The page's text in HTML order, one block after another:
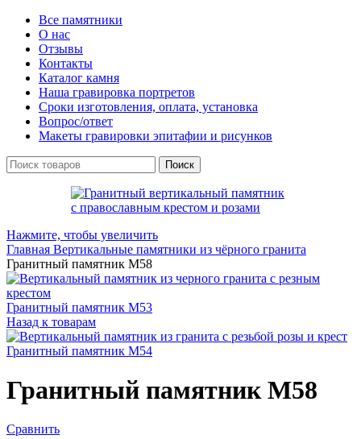
Все памятники
О нас
Отзывы
Контакты
Каталог камня
Наша гравировка портретов
Сроки изготовления, оплата, установка
Вопрос/ответ
Макеты гравировки эпитафии и рисунков
Поиск
Нажмите, чтобы увеличить
Главная Вертикальные памятники из чёрного гранита
Гранитный памятник М58
Гранитный памятник М53
Назад к товарам
Гранитный памятник М54
Гранитный памятник М58
Сравнить